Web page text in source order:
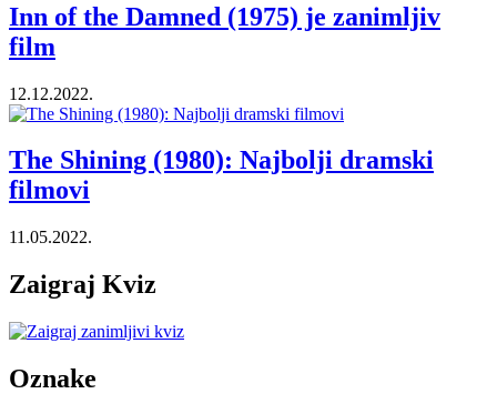
Inn of the Damned (1975) je zanimljiv
film
12.12.2022.
The Shining (1980): Najbolji dramski
filmovi
11.05.2022.
Zaigraj Kviz
Oznake